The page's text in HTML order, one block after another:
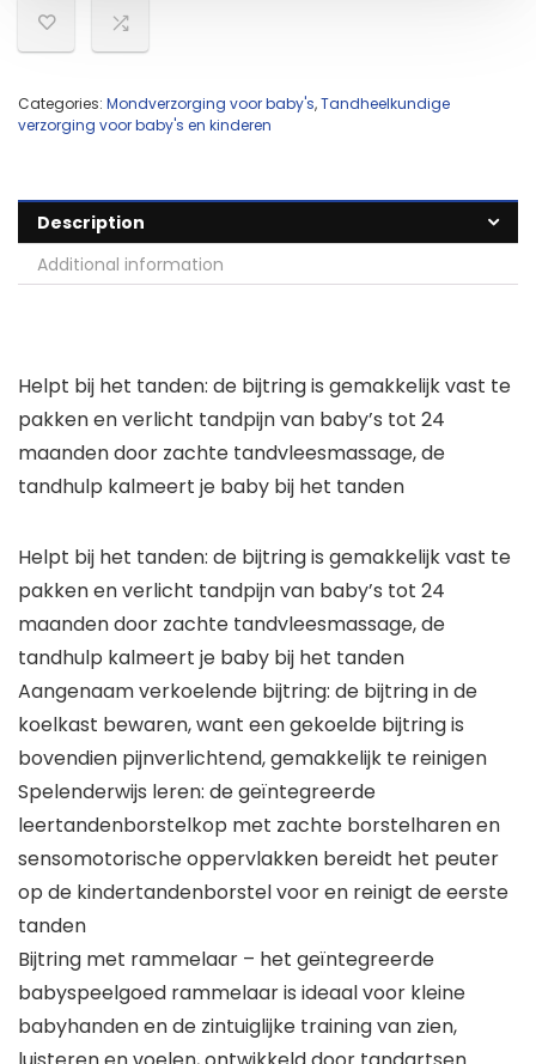
Categories: Mondverzorging voor baby's,Tandheelkundige
verzorging voor baby's en kinderen
Description
Additional information
Helpt bij het tanden: de bijtring is gemakkelijk vast te
pakken en verlicht tandpijn van baby’s tot 24
maanden door zachte tandvleesmassage, de
tandhulp kalmeert je baby bij het tanden
Helpt bij het tanden: de bijtring is gemakkelijk vast te
pakken en verlicht tandpijn van baby’s tot 24
maanden door zachte tandvleesmassage, de
tandhulp kalmeert je baby bij het tanden
Aangenaam verkoelende bijtring: de bijtring in de
koelkast bewaren, want een gekoelde bijtring is
bovendien pijnverlichtend, gemakkelijk te reinigen
Spelenderwijs leren: de geïntegreerde
leertandenborstelkop met zachte borstelharen en
sensomotorische oppervlakken bereidt het peuter
op de kindertandenborstel voor en reinigt de eerste
tanden
Bijtring met rammelaar – het geïntegreerde
babyspeelgoed rammelaar is ideaal voor kleine
babyhanden en de zintuiglijke training van zien,